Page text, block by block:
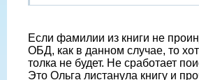
Если фамилии из книги не
ОБД, как в данном случае, то
толка не будет. Не сработает
Это Ольга листанула книгу и